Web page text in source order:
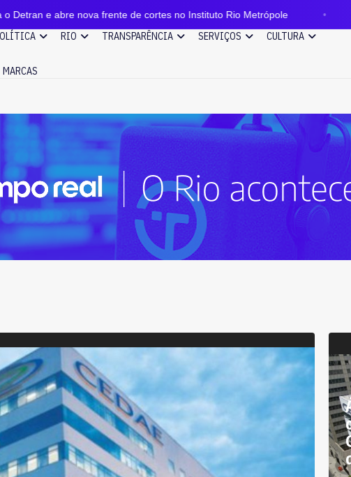
frente de cortes no Instituto Rio Metrópole Niterói ganha,
RIO TRANSPARÊNCIA SERVIÇOS CULTURA
MARCAS